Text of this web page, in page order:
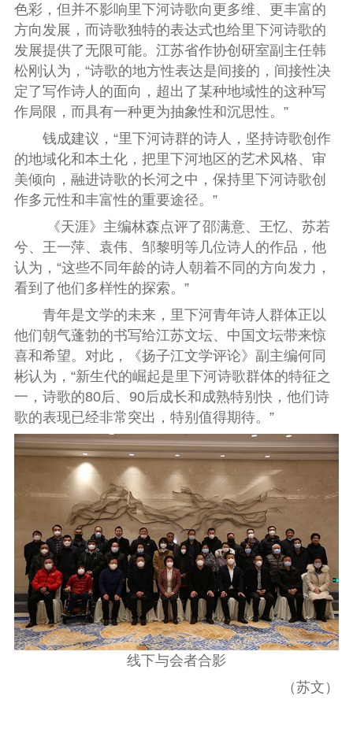
色彩，但并不影响里下河诗歌向更多维、更丰富的
方向发展，而诗歌独特的表达式也给里下河诗歌的
发展提供了无限可能。江苏省作协创研室副主任韩
松刚认为，“诗歌的地方性表达是间接的，间接性决
定了写作诗人的面向，超出了某种地域性的这种写
作局限，而具有一种更为抽象性和沉思性。 ”
钱成建议， “里下河诗群的诗人，坚持诗歌创作
的地域化和本土化，把里下河地区的艺术风格、审
美倾向，融进诗歌的长河之中，保持里下河诗歌创
作多元性和丰富性的重要途径。 ”
《天涯》主编林森点评了邵满意、王忆、苏若
兮、王一萍、袁伟、邹黎明等几位诗人的作品，他
认为，“这些不同年龄的诗人朝着不同的方向发力，
看到了他们多样性的探索。 ”
青年是文学的未来，里下河青年诗人群体正以
他们朝气蓬勃的书写给江苏文坛、中国文坛带来惊
喜和希望。对此，《扬子江文学评论》副主编何同
彬认为，“新生代的崛起是里下河诗歌群体的特征之
一，诗歌的80后、 90后成长和成熟特别快，他们诗
歌的表现已经非常突出，特别值得期待。 ”
线下与会者合影
（苏文）